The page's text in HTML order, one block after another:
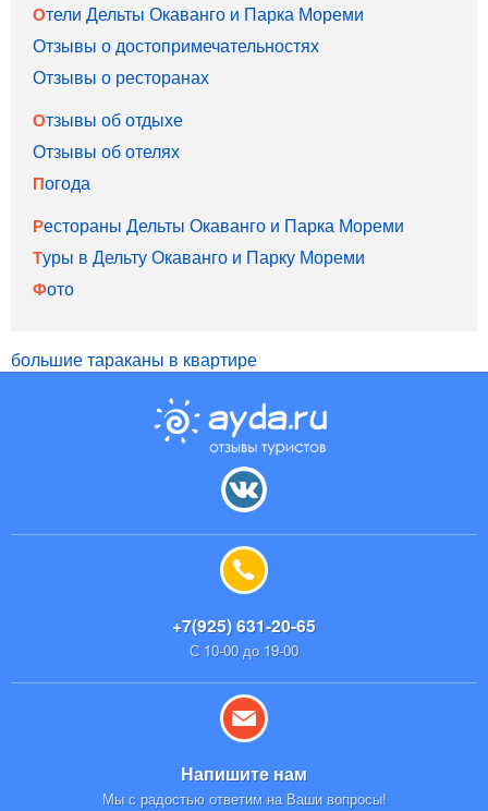
Отели Дельты Окаванго и Парка Мореми
Отзывы о достопримечательностях
Отзывы о ресторанах
Отзывы об отдыхе
Отзывы об отелях
Погода
Рестораны Дельты Окаванго и Парка Мореми
Туры в Дельту Окаванго и Парку Мореми
Фото
большие тараканы в квартире
+7(925) 631-20-65
С 10-00 до 19-00
Напишите нам
Мы с радостью ответим на Ваши вопросы!